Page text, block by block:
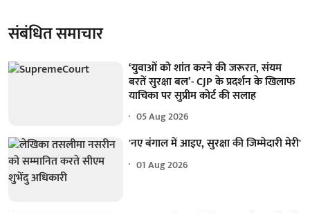
संबंधित समाचार
‘युवाओं को शांत करने की जरूरत, संयम
बरतें सुरक्षा बल’- CJP के प्रदर्शन के खिलाफ
याचिका पर सुप्रीम कोर्ट की सलाह
05 Aug 2026
'नए बंगाल में आइए, सुरक्षा की जिम्मेदारी मेरी'
01 Aug 2026